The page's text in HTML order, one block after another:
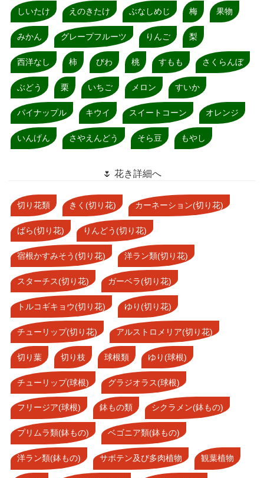
しいたけ えのきたけ ぶなしめじ 梅 果物
みかん グレープフルーツ りんご 梨
西洋なし 柿 びわ 桃 すもも さくらんぼ
ぶどう 栗 いちご メロン すいか
パイナップル キウイ スイートコーン オレンジ
いんげん さやえんどう そら豆 もやし
🌷 花き詳細へ
切り花類 きく(切り花) カーネーション(切り花)
ばら(切り花) りんどう(切り花)
宿根かすみそう(切り花) 洋ラン類(切り花)
スターチス(切り花) ガーベラ(切り花)
トルコギキョウ(切り花) ゆり(切り花)
チューリップ(切り花) アルストロメリア(切り花)
切り葉 切り枝 球根類 ゆり(球根)
チューリップ(球根) グラジオラス(球根)
フリージア(球根) 鉢もの類 シクラメン(鉢もの)
プリムラ類(鉢もの) ベゴニア類(鉢もの)
洋ラン類(鉢もの) サボテン及び多肉植物 観葉植物